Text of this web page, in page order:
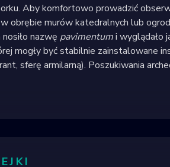
Aby komfortowo prowadzić
obrębie murów katedralnych lub
nazwę pavimentumi wyglądało
mogły być stabilnie zainstalowane
sferę armilarną). Poszukiwania